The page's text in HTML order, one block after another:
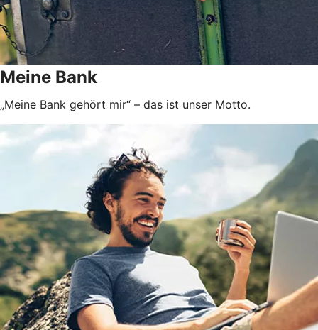
Meine Bank
„Meine Bank gehört mir“ – das ist unser Motto.